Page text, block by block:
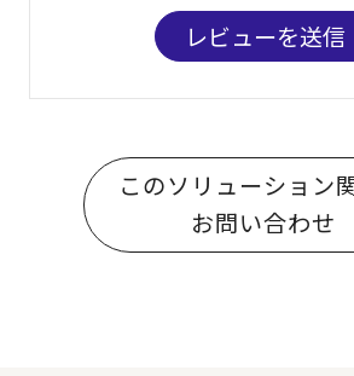
レビューを送信
このソリューション
お問い合わせ